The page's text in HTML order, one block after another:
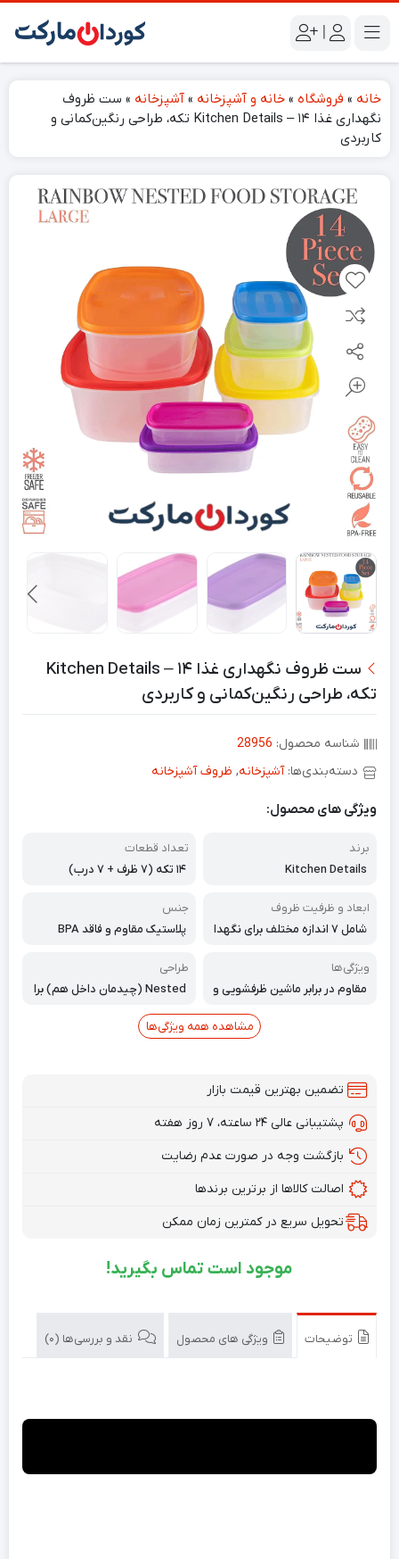
|
خانه » فروشگاه » خانه و آشپزخانه » آشپزخانه » ست ظروف
نگهداری غذا Kitchen Details – ۱۴ تکه، طراحی رنگین‌کمانی و
کاربردی
ست ظروف نگهداری غذا Kitchen Details – ۱۴
تکه، طراحی رنگین‌کمانی و کاربردی
شناسه محصول: 28956
دسته‌بندی‌ها:آشپزخانه, ظروف آشپزخانه
ویژگی های محصول:
برند
Kitchen Details
تعداد قطعات
۱۴ تکه (۷ ظرف + ۷ درب)
ابعاد و ظرفیت ظروف
شامل ۷ اندازه مختلف برای نگهدا
۰۰۰ میلی‌لیتر
جنس
پلاستیک مقاوم و فاقد BPA
ویژگی‌ها
مقاوم در برابر ماشین ظرفشویی و
طراحی
Nested (چیدمان داخل هم) برا
مشاهده همه ویژگی‌ها
تضمین بهترین قیمت بازار
پشتیبانی عالی ۲۴ ساعته، ۷ روز هفته
بازگشت وجه در صورت عدم رضایت
اصالت کالاها از برترین برندها
تحویل سریع در کمترین زمان ممکن
موجود است تماس بگیرید!
توضیحات ویژگی های محصول نقد و بررسی‌ها (0)